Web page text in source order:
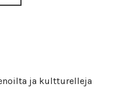
ja kultturelleja